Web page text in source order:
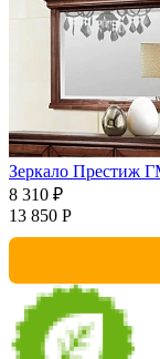
Зеркало Престиж
8 310 ₽
13 850 Р